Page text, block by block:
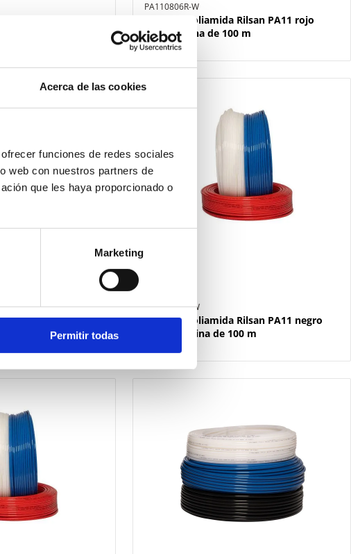
Acerca de las cookies
funciones de redes sociales
web con nuestros partners de
que les haya proporcionado o
Marketing
Permitir todas
PA110806R-W
Tubo de poliamida Rilsan PA11 rojo
Ø8x6 bobina de 100 m
PA11 neutro
m
PA111008B-W
Tubo de poliamida Rilsan PA11 negro
Ø10x8 bobina de 100 m